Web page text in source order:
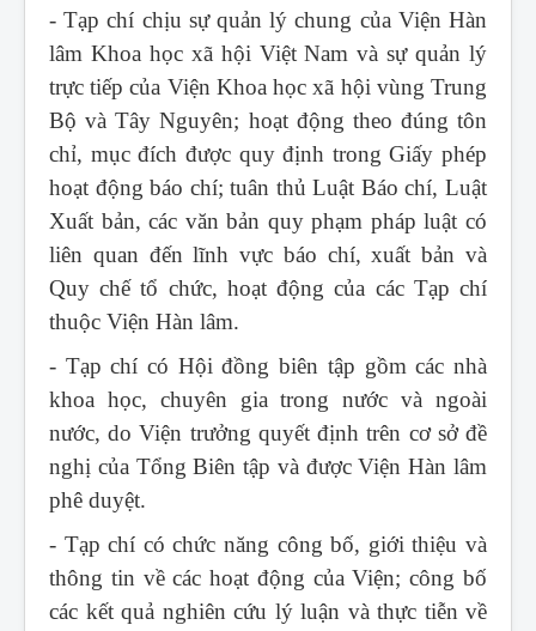
- Tạp chí chịu sự quản lý chung của Viện Hàn
lâm Khoa học xã hội Việt Nam và sự quản lý
trực tiếp của Viện Khoa học xã hội vùng Trung
Bộ và Tây Nguyên; hoạt động theo đúng tôn
chỉ, mục đích được quy định trong Giấy phép
hoạt động báo chí; tuân thủ Luật Báo chí, Luật
Xuất bản, các văn bản quy phạm pháp luật có
liên quan đến lĩnh vực báo chí, xuất bản và
Quy chế tổ chức, hoạt động của các Tạp chí
thuộc Viện Hàn lâm.
- Tạp chí có Hội đồng biên tập gồm các nhà
khoa học, chuyên gia trong nước và ngoài
nước, do Viện trưởng quyết định trên cơ sở đề
nghị của Tổng Biên tập và được Viện Hàn lâm
phê duyệt.
- Tạp chí có chức năng công bố, giới thiệu và
thông tin về các hoạt động của Viện; công bố
các kết quả nghiên cứu lý luận và thực tiễn về